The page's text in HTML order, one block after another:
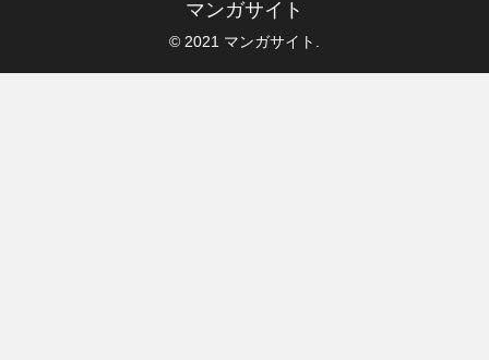
マンガサイト
© 2021 マンガサイト.